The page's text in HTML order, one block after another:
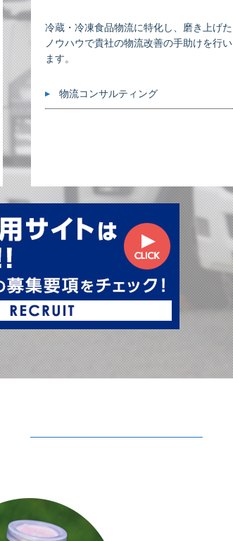
冷蔵・冷凍食品物流に特化し、磨き上げた
ノウハウで貴社の物流改善の手助けを行い
ます。
物流コンサルティング